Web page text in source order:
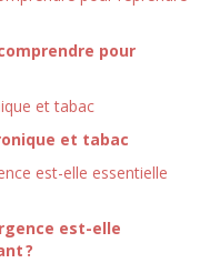
pour
et tabac
est-elle
?